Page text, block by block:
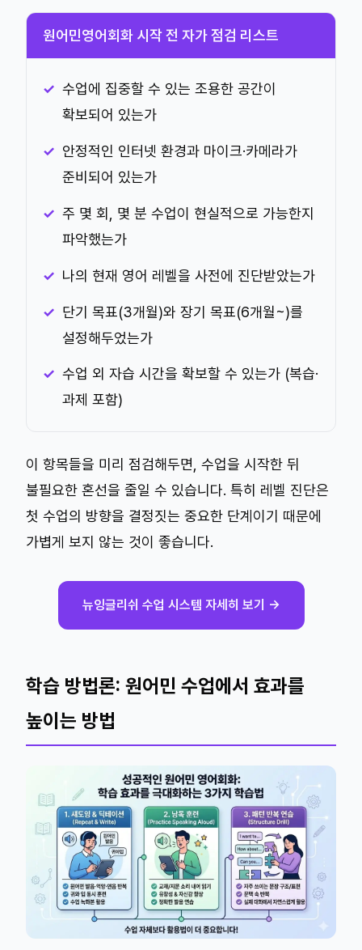
원어민영어회화 시작 전 자가 점검 리스트
수업에 집중할 수 있는 조용한 공간이
확보되어 있는가
안정적인 인터넷 환경과 마이크·카메라가
준비되어 있는가
주 몇 회, 몇 분 수업이 현실적으로 가능한지
파악했는가
나의 현재 영어 레벨을 사전에 진단받았는가
단기 목표(3개월)와 장기 목표(6개월~)를
설정해두었는가
수업 외 자습 시간을 확보할 수 있는가 (복습·
과제 포함)
이 항목들을 미리 점검해두면, 수업을 시작한 뒤
불필요한 혼선을 줄일 수 있습니다. 특히 레벨 진단은
첫 수업의 방향을 결정짓는 중요한 단계이기 때문에
가볍게 보지 않는 것이 좋습니다.
뉴잉글리쉬 수업 시스템 자세히 보기 →
학습 방법론: 원어민 수업에서 효과를
높이는 방법